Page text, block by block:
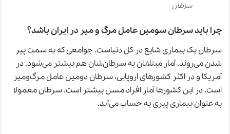
سزطان
چرا باید سرطان سومین عامل مرگ و میر در ایران باشد؟
سرطان یک بیماری شایع در کل دنیاست. جوامعی که به سمت پیر
شدن می‌روند، آمار مبتلایان به سرطان‌شان هم بیشتر می‌شود. در
آمریکا و در اکثر کشورهای اروپایی، سرطان دومین عامل مرگ‌ومیر
است. در این کشورها آمار افراد مسن بیشتر است. سرطان معمولا
به عنوان بیماری پیری به حساب می‌آید.